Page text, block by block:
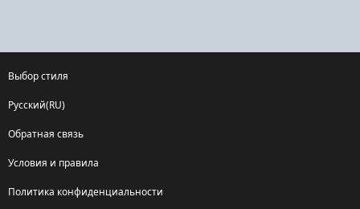
Выбор стиля
Русский(RU)
Обратная связь
Условия и правила
Политика конфиденциальности